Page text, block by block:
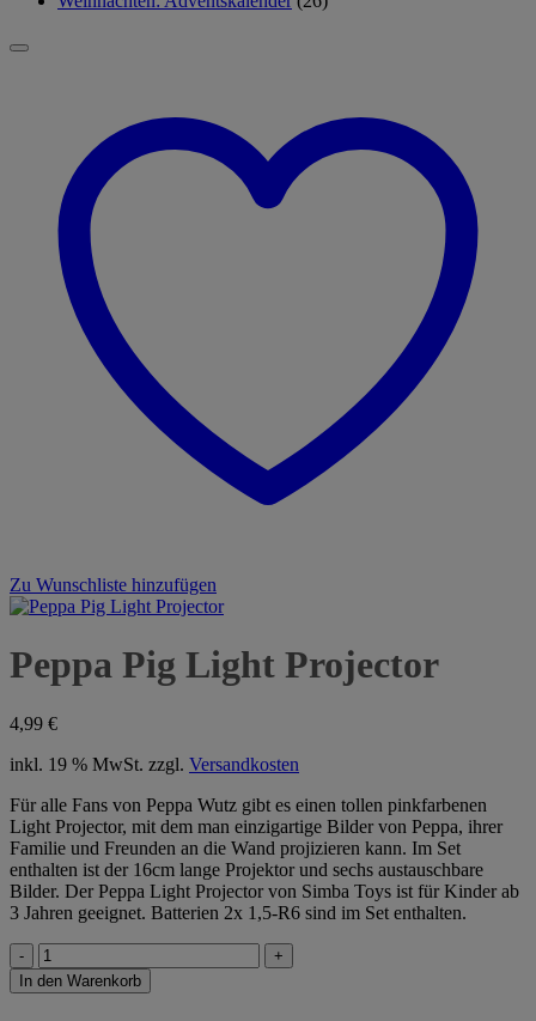
Zu Wunschliste hinzufügen
Peppa Pig Light Projector
4,99 €
inkl. 19 % MwSt. zzgl. Versandkosten
Für alle Fans von Peppa Wutz gibt es einen tollen pinkfarbenen
Light Projector, mit dem man einzigartige Bilder von Peppa, ihrer
Familie und Freunden an die Wand projizieren kann. Im Set
enthalten ist der 16cm lange Projektor und sechs austauschbare
Bilder. Der Peppa Light Projector von Simba Toys ist für Kinder ab
3 Jahren geeignet. Batterien 2x 1,5-R6 sind im Set enthalten.
Peppa
Pig
Light
In den Warenkorb